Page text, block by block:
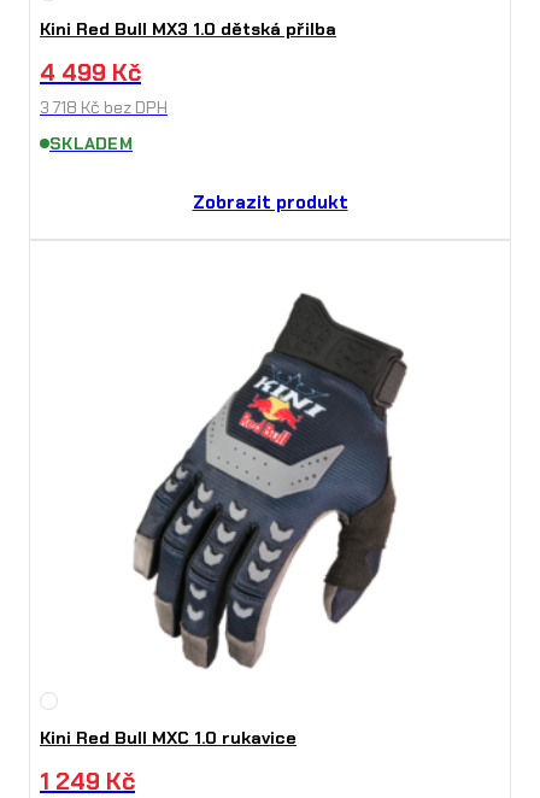
Kini Red Bull MX3 1.0 dětská přilba
4 499 Kč
3 718 Kč bez DPH
SKLADEM
Zobrazit produkt
Kini Red Bull MXC 1.0 rukavice
1 249 Kč